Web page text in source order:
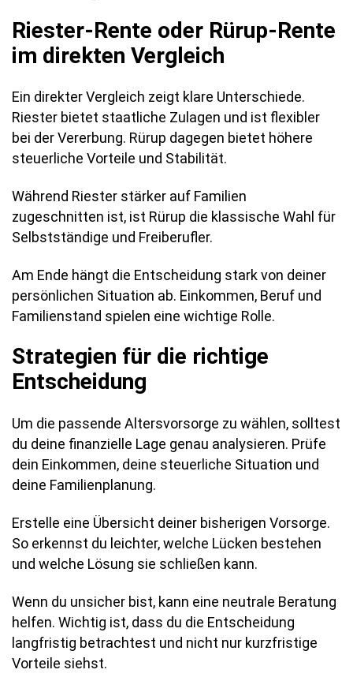
Riester-Rente oder Rürup-Rente
im direkten Vergleich
Ein direkter Vergleich zeigt klare Unterschiede.
Riester bietet staatliche Zulagen und ist flexibler
bei der Vererbung. Rürup dagegen bietet höhere
steuerliche Vorteile und Stabilität.
Während Riester stärker auf Familien
zugeschnitten ist, ist Rürup die klassische Wahl für
Selbstständige und Freiberufler.
Am Ende hängt die Entscheidung stark von deiner
persönlichen Situation ab. Einkommen, Beruf und
Familienstand spielen eine wichtige Rolle.
Strategien für die richtige
Entscheidung
Um die passende Altersvorsorge zu wählen, solltest
du deine finanzielle Lage genau analysieren. Prüfe
dein Einkommen, deine steuerliche Situation und
deine Familienplanung.
Erstelle eine Übersicht deiner bisherigen Vorsorge.
So erkennst du leichter, welche Lücken bestehen
und welche Lösung sie schließen kann.
Wenn du unsicher bist, kann eine neutrale Beratung
helfen. Wichtig ist, dass du die Entscheidung
langfristig betrachtest und nicht nur kurzfristige
Vorteile siehst.